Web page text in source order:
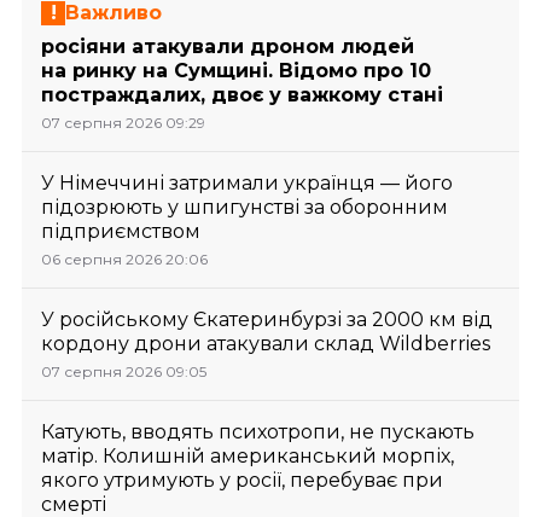
Важливо
росіяни атакували дроном людей
на ринку на Сумщині. Відомо про 10
постраждалих, двоє у важкому стані
07 серпня 2026 09:29
У Німеччині затримали українця — його
підозрюють у шпигунстві за оборонним
підприємством
06 серпня 2026 20:06
У російському Єкатеринбурзі за 2000 км від
кордону дрони атакували склад Wildberries
07 серпня 2026 09:05
Катують, вводять психотропи, не пускають
матір. Колишній американський морпіх,
якого утримують у росії, перебуває при
смерті